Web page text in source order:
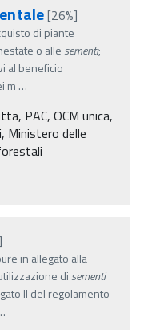
[26%]
di piante
o alle sementi;
al beneficio
m …
PAC, OCM unica,
Ministero delle
in allegato alla
di sementi
II del regolamento